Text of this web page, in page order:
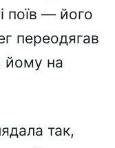
поїв — його
переодягав
йому на
так,